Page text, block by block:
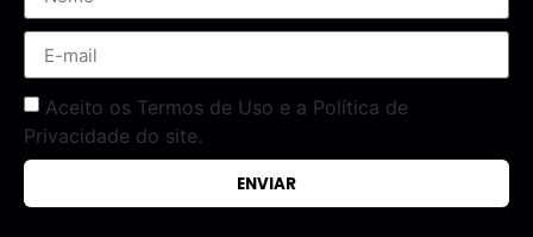
Aceito os Termos de Uso e a Política de
Privacidade do site.
ENVIAR